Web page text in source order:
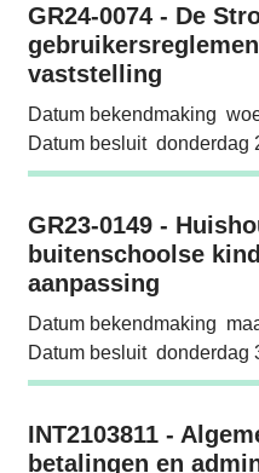
GR24-0074 - De
GR24-0074 - De
vaststelling
Datum bekendmaking
Datum besluit donderdag
GR23-0149 -
GR23-0149 -
buitenschoolse
aanpassing
Datum bekendmaking
Datum besluit donderdag
INT2103811 -
INT2103811 -
betalingen en